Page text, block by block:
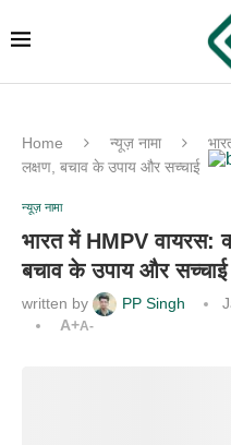
Home न्यूज़ नामा
लक्षण, बचाव के उपाय और सच्चाई
न्यूज़ नामा
भारत में HMPV वायरस:
बचाव के उपाय और सच्चाई
written by PP Singh
A+A-